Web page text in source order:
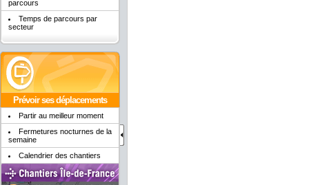
parcours
Temps de parcours par
secteur
Prévoir ses déplacements
Partir au meilleur moment
Fermetures nocturnes de la
semaine
Calendrier des chantiers